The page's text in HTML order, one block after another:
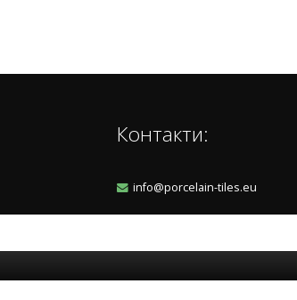
Контакти:
info@porcelain-tiles.eu